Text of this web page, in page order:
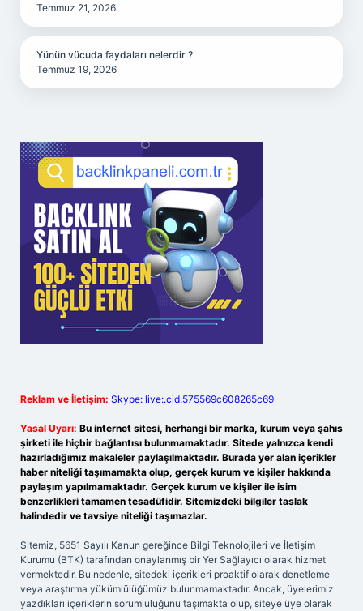
Temmuz 21, 2026
Yünün vücuda faydaları nelerdir ?
Temmuz 19, 2026
Reklam ve İletişim: Skype: live:.cid.575569c608265c69
Yasal Uyarı: Bu internet sitesi, herhangi bir marka, kurum veya şahıs
şirketi ile hiçbir bağlantısı bulunmamaktadır. Sitede yalnızca kendi
hazırladığımız makaleler paylaşılmaktadır. Burada yer alan içerikler
haber niteliği taşımamakta olup, gerçek kurum ve kişiler hakkında
paylaşım yapılmamaktadır. Gerçek kurum ve kişiler ile isim
benzerlikleri tamamen tesadüfidir. Sitemizdeki bilgiler taslak
halindedir ve tavsiye niteliği taşımazlar.
Sitemiz, 5651 Sayılı Kanun gereğince Bilgi Teknolojileri ve İletişim
Kurumu (BTK) tarafından onaylanmış bir Yer Sağlayıcı olarak hizmet
vermektedir. Bu nedenle, sitedeki içerikleri proaktif olarak denetleme
veya araştırma yükümlülüğümüz bulunmamaktadır. Ancak, üyelerimiz
yazdıkları içeriklerin sorumluluğunu taşımakta olup, siteye üye olarak